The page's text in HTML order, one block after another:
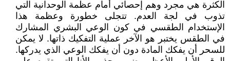
الكثرة هي مجرد وهم إحصائي أمام عظمة الوحدانية التي
تذوب في لجة العدم. تتجلى خطورة وعظمة هذا
الإستخدام الطقسي في كون الوعي البشري المشارك
في الطقس يختبر هو الآخر عملية التفكيك ذاتها. لا يمكن
للسحر أن يفكك المادة دون أن يفكك الوعي الذي يدركها.